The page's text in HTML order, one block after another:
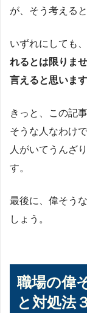
が、そう考える
いずれにしても、
れるとは限りま
言えると思います
きっと、この記
そうな人なわけ
人がいてうんざ
す。
最後に、偉そう
しょう。
職場の偉
と対処法